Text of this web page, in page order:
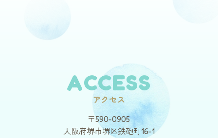
ACCESS
アクセス
〒590-0905
大阪府堺市堺区鉄砲町16-1